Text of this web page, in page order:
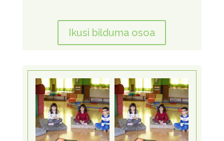
Ikusi bilduma osoa